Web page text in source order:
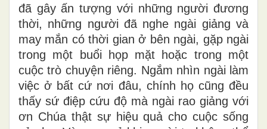
đã gây ấn tượng với những người đương
thời, những người đã nghe ngài giảng và
may mắn có thời gian ở bên ngài, gặp ngài
trong một buổi họp mặt hoặc trong một
cuộc trò chuyện riêng. Ngắm nhìn ngài làm
việc ở bất cứ nơi đâu, chính họ cũng đều
thấy sứ điệp cứu độ mà ngài rao giảng với
ơn Chúa thật sự hiệu quả cho cuộc sống